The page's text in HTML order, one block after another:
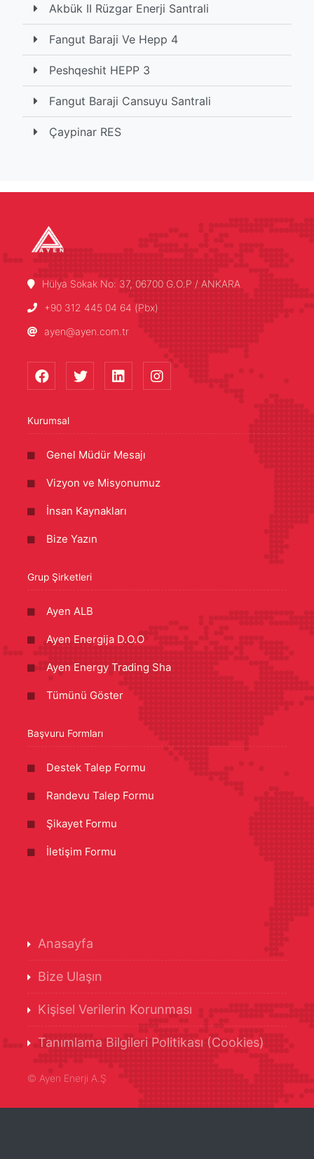
Akbük II Rüzgar Enerji Santrali
Fangut Baraji Ve Hepp 4
Peshqeshit HEPP 3
Fangut Baraji Cansuyu Santrali
Çaypinar RES
Hülya Sokak No: 37, 06700 G.O.P / ANKARA
+90 312 445 04 64 (Pbx)
ayen@ayen.com.tr
Kurumsal
Genel Müdür Mesajı
Vizyon ve Misyonumuz
İnsan Kaynakları
Bize Yazın
Grup Şirketleri
Ayen ALB
Ayen Energija D.O.O
Ayen Energy Trading Sha
Tümünü Göster
Başvuru Formları
Destek Talep Formu
Randevu Talep Formu
Şikayet Formu
İletişim Formu
Anasayfa
Bize Ulaşın
Kişisel Verilerin Korunması
Tanımlama Bilgileri Politikası (Cookies)
© Ayen Enerji A.Ş